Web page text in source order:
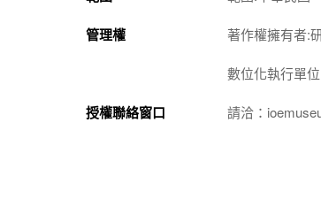
管理權 著作權擁有者:
數位化執行單
授權聯絡窗口 請洽：